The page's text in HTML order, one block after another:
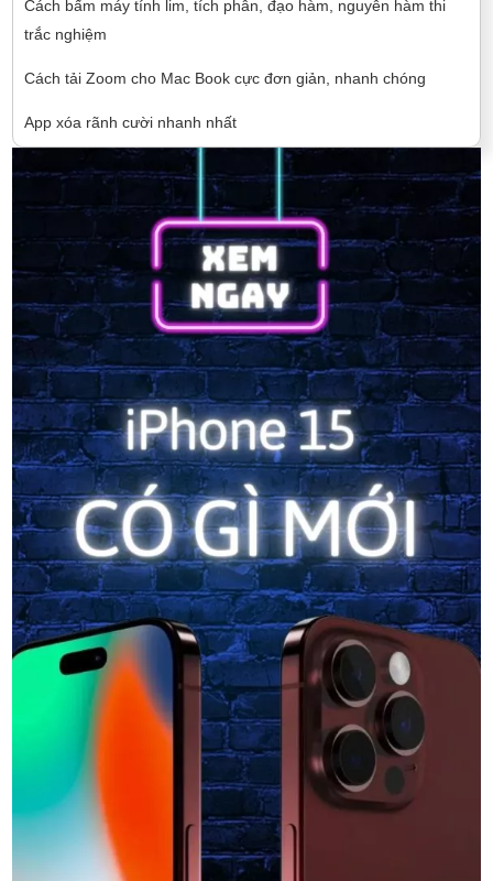
Cách bấm máy tính lim, tích phân, đạo hàm, nguyên hàm thi
trắc nghiệm
Cách tải Zoom cho Mac Book cực đơn giản, nhanh chóng
App xóa rãnh cười nhanh nhất